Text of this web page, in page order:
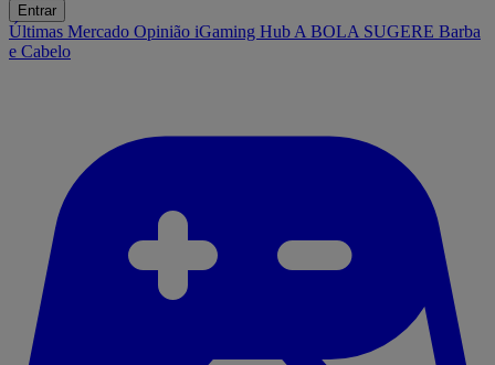
Entrar
Últimas Mercado Opinião iGaming Hub A BOLA SUGERE Barba
e Cabelo